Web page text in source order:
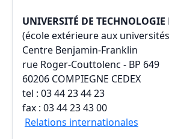
UNIVERSITÉ DE TECHNOLOGIE
(école extérieure aux
Centre Benjamin-Franklin
rue Roger-Couttolenc - BP 649
60206 COMPIEGNE CEDEX
tel : 03 44 23 44 23
fax : 03 44 23 43 00
Relations internationales